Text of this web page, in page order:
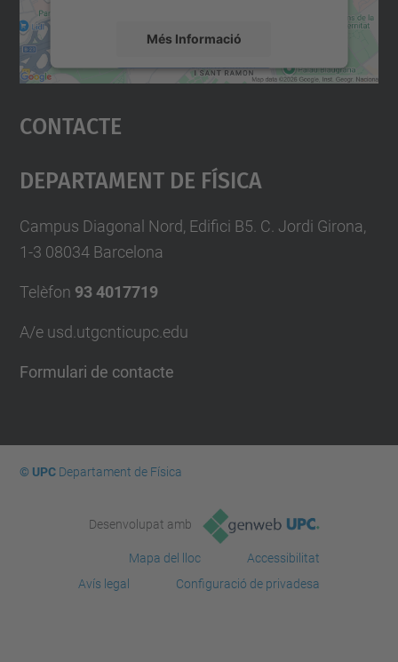
Més Informació
Accepta
powered by
Contacte
Departament De Física
Campus Diagonal Nord, Edifici B5. C. Jordi Girona,
1-3 08034 Barcelona
Telèfon 93 4017719
A/e usd.utgcnticupc.edu
Formulari de contacte
© UPCDepartament de Física
Desenvolupat amb
Mapa del lloc
Accessibilitat
Avís legal
Configuració de privadesa